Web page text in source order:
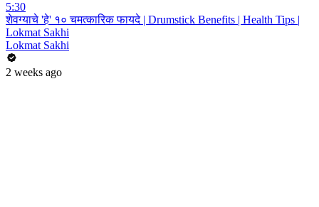
5:30
शेवग्याचे 'हे' १० चमत्कारिक फायदे | Drumstick Benefits | Health Tips |
Lokmat Sakhi
Lokmat Sakhi
2 weeks ago